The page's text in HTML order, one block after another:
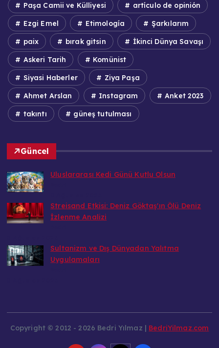
Paşa Camii ve Külliyesi artículo de opinión
Ezgi Emel Etimología Şarkılarım
paix bırak gitsin İkinci Dünya Savaşı
Askeri Tarih Komünist
Siyasi Haberler Ziya Paşa
Ahmet Arslan Instagram Anket 2023
takıntı güneş tutulması
Güncel
Uluslararası Kedi Günü Kutlu Olsun
Streisand Etkisi: Deniz Göktaş'ın Ölü Deniz
İzlenme Analizi
Sultanizm ve Dış Dünyadan Yalıtma
Uygulamaları
Copyright © 2012 - 2026 Bedri Yılmaz | BedriYilmaz.com